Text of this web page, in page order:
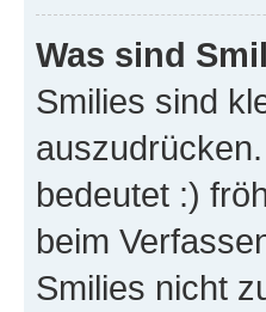
Was sind
Smilies sind
bedeutet :)
beim
Smilies nicht